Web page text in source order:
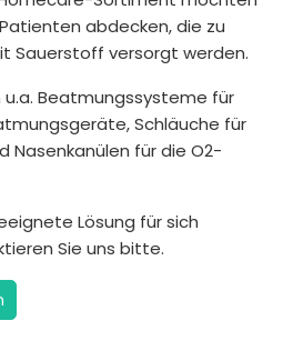
abdecken, die zu
Sauerstoff versorgt werden.
Beatmungssysteme für
Schläuche für
Nasenkanülen für die O2-
Lösung für sich
Sie uns bitte.